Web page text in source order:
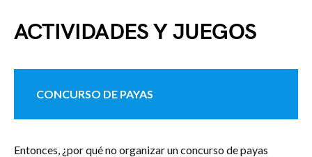
ACTIVIDADES Y JUEGOS
CONCURSO DE PAYAS
Entonces, ¿por qué no organizar un concurso de payas